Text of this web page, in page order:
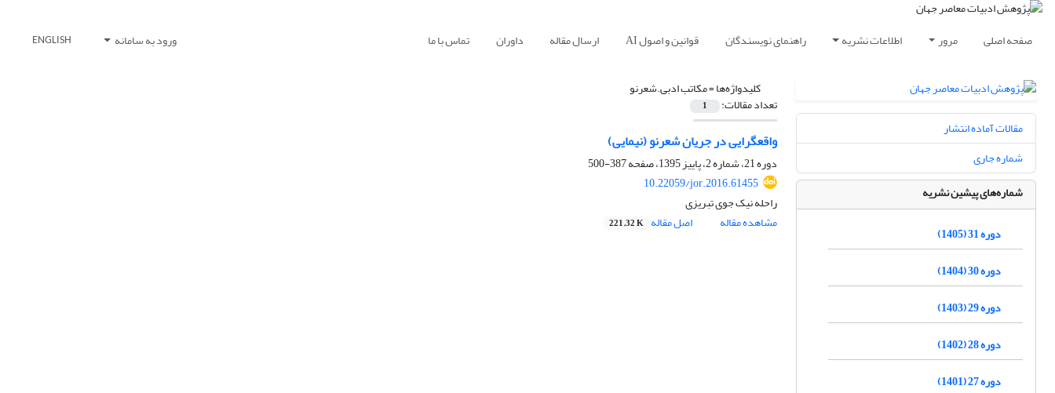
صفحه اصلی مرور اطلاعات نشریه راهنمای نویسندگان قوانین و اصول AI ارسال مقاله داوران تماس با ما ورود به سامانه ENGLISH
کلیدواژه‌ها =مکاتب ادبی.شعرنو
تعداد مقالات: 1
واقعگرایی در جریان شعرنو (نیمایی)
دوره 21، شماره 2، پاییز 1395، صفحه
387-500
10.22059/jor.2016.61455
راحله نیک جوی تبریزی
مشاهده مقاله
اصل مقاله 221.32 K
مقالات آماده انتشار
شماره جاری
شماره‌های پیشین نشریه
دوره 31 (1405)
دوره 30 (1404)
دوره 29 (1403)
دوره 28 (1402)
دوره 27 (1401)